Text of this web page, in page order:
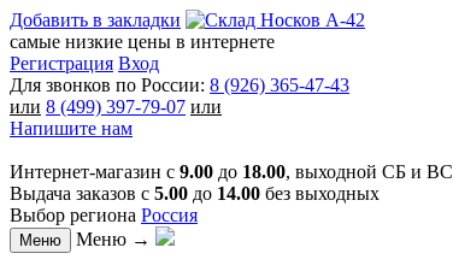
Добавить в закладки
самые низкие цены в интернете
Регистрация Вход
Для звонков по России: 8 (926) 365-47-43
или 8 (499) 397-79-07 или
Напишите нам
Интернет-магазин с 9.00 до 18.00, выходной СБ и ВС
Выдача заказов с 5.00 до 14.00 без выходных
Выбор региона Россия
Меню Меню →